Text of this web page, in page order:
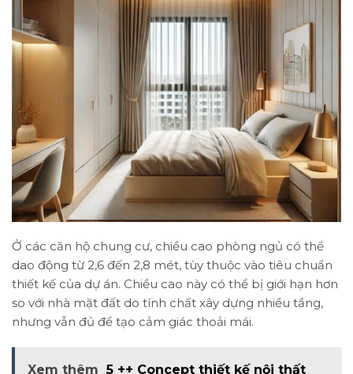
Ở các căn hộ chung cư, chiều cao phòng ngủ có thể
dao động từ 2,6 đến 2,8 mét, tùy thuộc vào tiêu chuẩn
thiết kế của dự án. Chiều cao này có thể bị giới hạn hơn
so với nhà mặt đất do tính chất xây dựng nhiều tầng,
nhưng vẫn đủ để tạo cảm giác thoải mái.
Xem thêm 5 ++ Concept thiết kế nội thất